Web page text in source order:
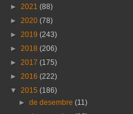
► 2021 (88)
► 2020 (78)
► 2019 (243)
► 2018 (206)
► 2017 (175)
► 2016 (222)
▼ 2015 (186)
►de desembre(11)